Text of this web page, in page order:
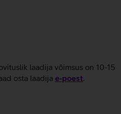
laadija võimsus on 10-15
osta laadija e‑poest.